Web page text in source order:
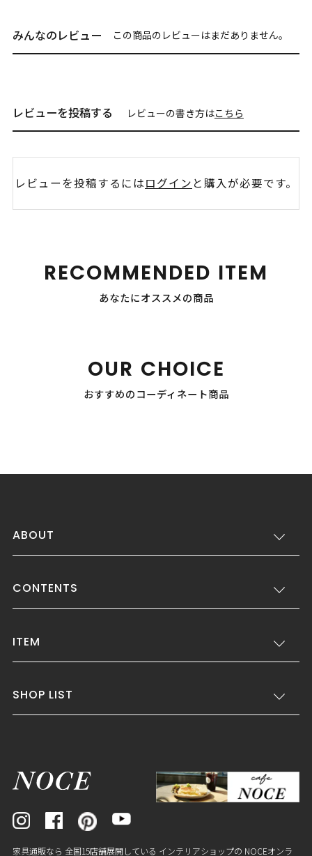
みんなのレビュー この商品のレビューはまだありません。
レビューを投稿する レビューの書き方はこちら
レビューを投稿するにはログイン と購入が必要です。
RECOMMENDED ITEM
あなたにオススメの商品
OUR CHOICE
おすすめのコーディネート商品
ABOUT
CONTENTS
ITEM
SHOP LIST
家具通販なら 全国15店舗展開している インテリアショップの NOCEオンラ